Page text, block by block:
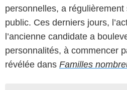
personnelles, a régulièrement
public. Ces derniers jours,
l’ancienne candidate a
personnalités, à commencer
révélée dans Familles